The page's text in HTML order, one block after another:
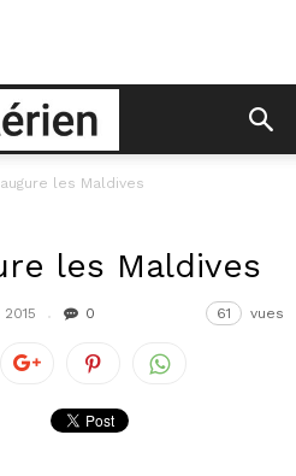
les Maldives
les Maldives
0 61 vues